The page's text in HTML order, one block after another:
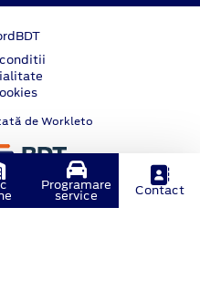
de Workleto
Programare
service Contact